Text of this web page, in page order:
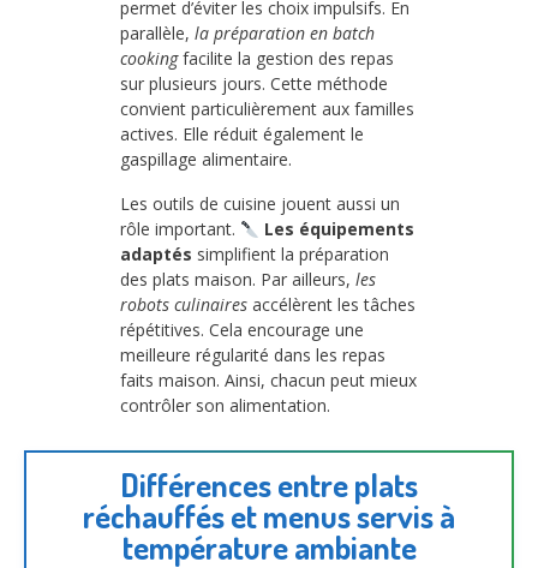
permet d’éviter les choix impulsifs. En
parallèle, la préparation en batch
cookingfacilite la gestion des repas
sur plusieurs jours. Cette méthode
convient particulièrement aux familles
actives. Elle réduit également le
gaspillage alimentaire.
Les outils de cuisine jouent aussi un
rôle important.
Les équipements
adaptés simplifient la préparation
des plats maison. Par ailleurs, les
robots culinaires accélèrent les tâches
répétitives. Cela encourage une
meilleure régularité dans les repas
faits maison. Ainsi, chacun peut mieux
contrôler son alimentation.
Différences entre plats
réchauffés et menus servis à
température ambiante